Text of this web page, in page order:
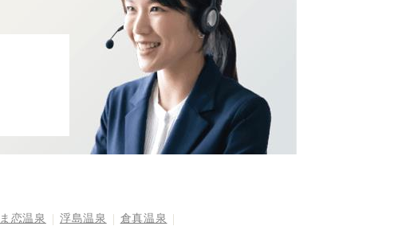
恋温泉 浮島温泉
倉真温泉